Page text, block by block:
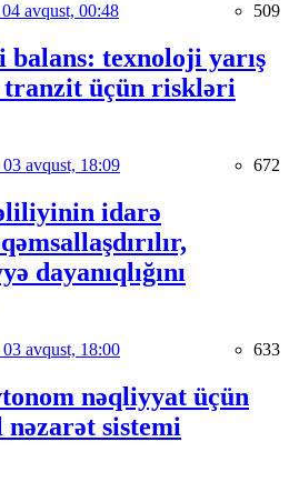
04 avqust, 00:48 509
balans: texnoloji yarış
tranzit üçün riskləri
03 avqust, 18:09 672
idarə
dayanıqlığını
03 avqust, 18:00 633
nəqliyyat üçün
nəzarət sistemi